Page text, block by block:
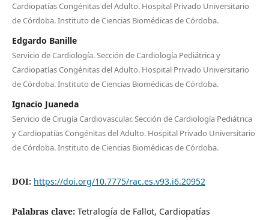
Cardiopatías Congénitas del Adulto. Hospital Privado Universitario
de Córdoba. Instituto de Ciencias Biomédicas de Córdoba.
Edgardo Banille
Servicio de Cardiología. Sección de Cardiología Pediátrica y
Cardiopatías Congénitas del Adulto. Hospital Privado Universitario
de Córdoba. Instituto de Ciencias Biomédicas de Córdoba.
Ignacio Juaneda
Servicio de Cirugía Cardiovascular. Sección de Cardiología Pediátrica
y Cardiopatías Congénitas del Adulto. Hospital Privado Universitario
de Córdoba. Instituto de Ciencias Biomédicas de Córdoba.
DOI: https://doi.org/10.7775/rac.es.v93.i6.20952
Palabras clave: Tetralogía de Fallot, Cardiopatías